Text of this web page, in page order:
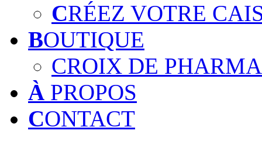
CRÉEZ VOTRE
BOUTIQUE
CROIX DE
À PROPOS
CONTACT